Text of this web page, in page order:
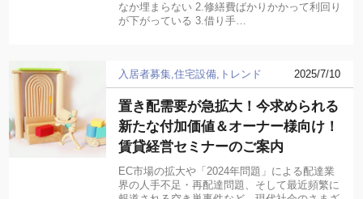
なか埋まらない 2.修繕費ばかりかかって利回り
が下がっている 3.借り手…
入居者募集 住宅設備 トレンド 2025/7/10
置き配需要が急拡大！今求められる
新たな付加価値＆オーナー様向け！
賃貸経営セミナーのご案内
EC市場の拡大や「2024年問題」による配達業
界の人手不足・再配達問題、そして最近頻繁に